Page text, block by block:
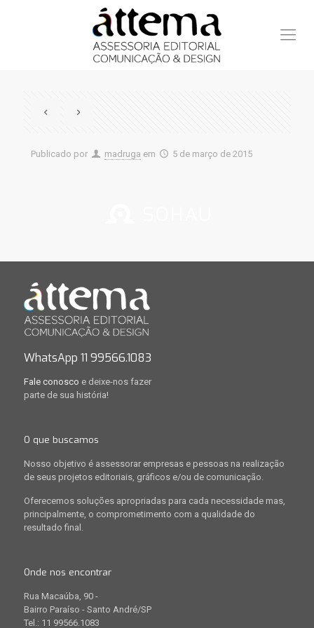
Publicado por madruga em 5 de março de 2015
WhatsApp 11 99566.1083
Fale conosco e deixe-nos fazer
parte de sua história!
O que buscamos
Nosso objetivo é assessorar empresas e pessoas na realização
de seus projetos editoriais, gráficos e/ou de comunicação.
Oferecemos soluções apropriadas para cada necessidade mas,
principalmente, o comprometimento com a qualidade do
resultado final.
Onde nos encontrar
Rua Macaúba, 90 -
Bairro Paraíso - Santo André/SP
Tel.: 11 99566.1083